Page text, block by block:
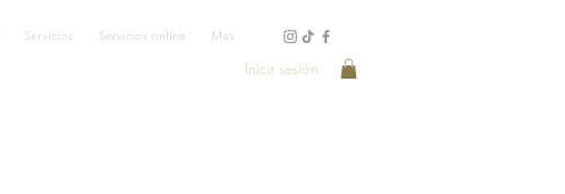
Servicios Servicios online Mas
Inicir sesión